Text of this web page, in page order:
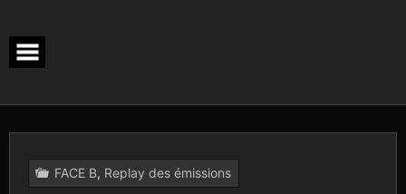
content
FACE B, Replay des émissions